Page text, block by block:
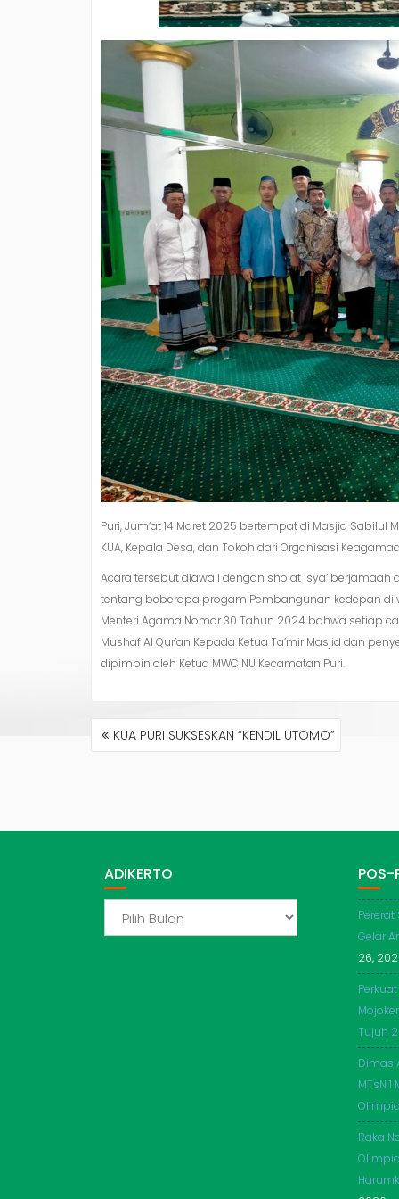
Puri, Jum’at 14 Maret 2025 bertempat di Masjid
KUA, Kepala Desa, dan Tokoh dari Organisasi
Acara tersebut diawali dengan sholat isya’ berjamaah
tentang beberapa progam Pembangunan kedepan di
Menteri Agama Nomor 30 Tahun 2024 bahwa setiap
Mushaf Al Qur’an Kepada Ketua Ta’mir Masjid dan
dipimpin oleh Ketua MWC NU Kecamatan Puri.
NAVIGASI
POSKUA PURI SUKSESKAN “KENDIL UTOMO”
ADIKERTO POS-
Gelar
26,
Tujuh
Dimas
MTsN
Raka